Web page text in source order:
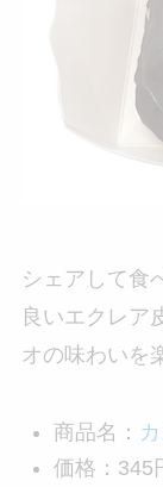
シェアして食
良いエクレア
オの味わいを
商品名：
価格：345